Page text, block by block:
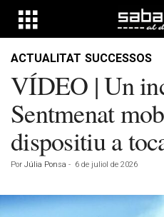
ACTUALITAT SUCCESSOS
VÍDEO | Un
Sentmenat
dispositiu a
Por Júlia Ponsa - 6 de juliol de 2026